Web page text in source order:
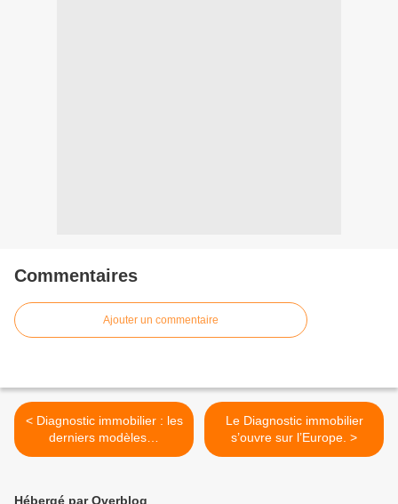
Commentaires
Ajouter un commentaire
< Diagnostic immobilier : les
derniers modèles…
Le Diagnostic immobilier
s’ouvre sur l’Europe. >
Hébergé par Overblog